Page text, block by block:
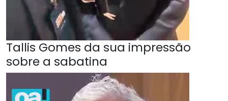
Tallis Gomes da sua impressão
sobre a sabatina